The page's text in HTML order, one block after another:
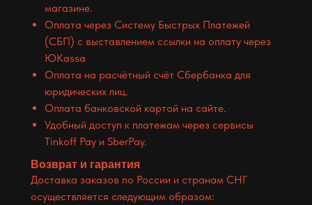
магазине.
Оплата через Систему Быстрых Платежей
(СБП) с выставлением ссылки на оплату через
ЮKassa
Оплата на расчётный счёт Сбербанка для
юридических лиц.
Оплата банковской картой на сайте.
Удобный доступ к платежам через сервисы
Tinkoff Pay и SberPay.
Возврат и гарантия
Доставка заказов по России и странам СНГ
осуществляется следующим образом: